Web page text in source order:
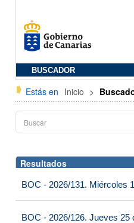
BUSCADOR
Estás en Inicio >
Resultados
BOC - 2026/131. Miércoles
BOC - 2026/126. Jueves 25